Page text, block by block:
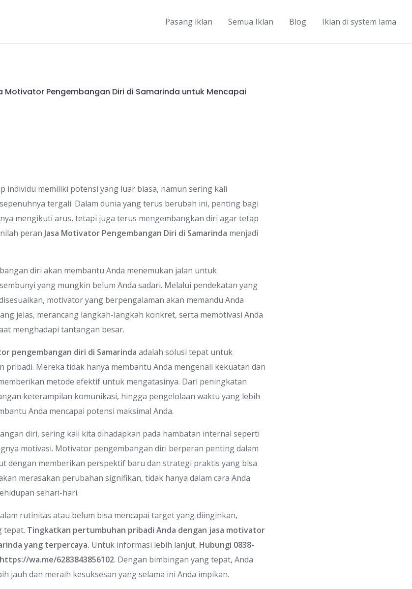
Pasang iklan Semua Iklan Blog Iklan di system lama
Motivator Pengembangan Diri di Samarinda untuk Mencapai
individu memiliki potensi yang luar biasa, namun sering kali
tergali. Dalam dunia yang terus berubah ini, penting bagi
mengikuti arus, tetapi juga terus mengembangkan diri agar tetap
peran Jasa Motivator Pengembangan Diri di Samarinda menjadi
diri akan membantu Anda menemukan jalan untuk
yang mungkin belum Anda sadari. Melalui pendekatan yang
motivator yang berpengalaman akan memandu Anda
jelas, merancang langkah-langkah konkret, serta memotivasi Anda
menghadapi tantangan besar.
pengembangan diri di Samarinda adalah solusi tepat untuk
Mereka tidak hanya membantu Anda mengenali kekuatan dan
metode efektif untuk mengatasinya. Dari peningkatan
keterampilan komunikasi, hingga pengelolaan waktu yang lebih
Anda mencapai potensi maksimal Anda.
diri, sering kali kita dihadapkan pada hambatan internal seperti
motivasi. Motivator pengembangan diri berperan penting dalam
dengan memberikan perspektif baru dan strategi praktis yang bisa
merasakan perubahan signifikan, tidak hanya dalam cara Anda
sehari-hari.
rutinitas atau belum bisa mencapai target yang diinginkan,
tepat. Tingkatkan pertumbuhan pribadi Anda dengan jasa motivator
yang terpercaya. Untuk informasi lebih lanjut, Hubungi 0838-
https://wa.me/6283843856102. Dengan bimbingan yang tepat, Anda
jauh dan meraih kesuksesan yang selama ini Anda impikan.